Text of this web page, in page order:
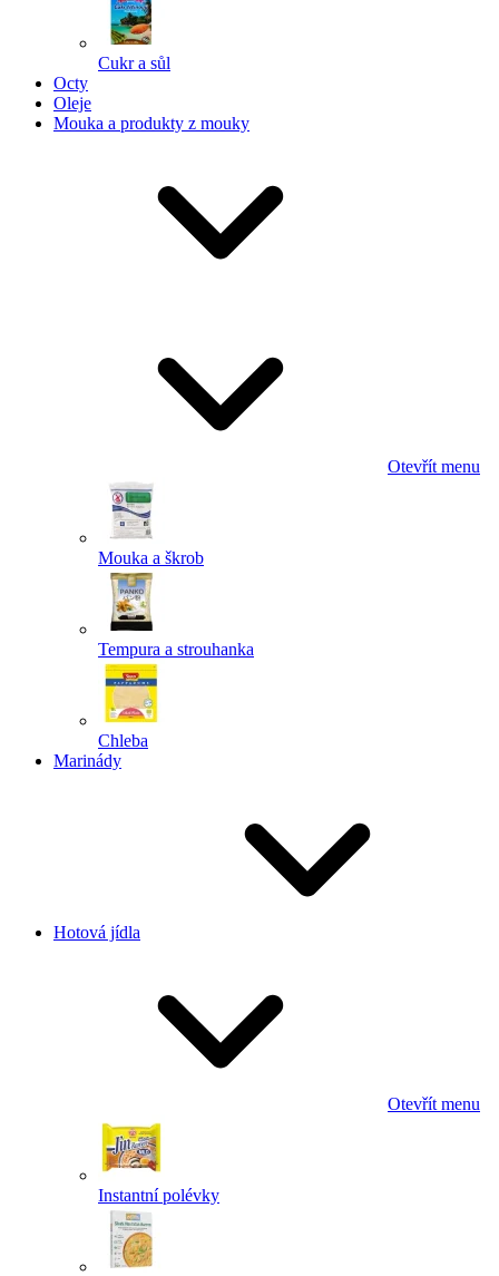
Cukr a sůl
Octy
Oleje
Mouka a produkty z mouky
Otevřít menu
Mouka a škrob
Tempura a strouhanka
Chleba
Marinády
Hotová jídla
Otevřít menu
Instantní polévky
Powered by chaterimo